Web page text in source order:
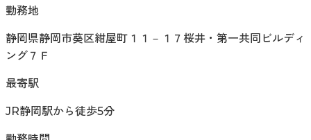
勤務地
静岡県静岡市葵区紺屋町１１－１７桜井・第一共同ビルディ
ング７Ｆ
最寄駅
JR静岡駅から徒歩5分